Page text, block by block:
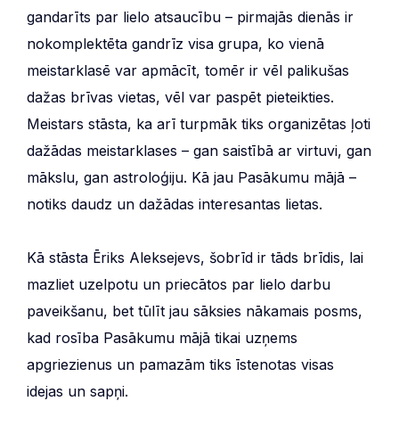
gandarīts par lielo atsaucību – pirmajās dienās ir
nokomplektēta gandrīz visa grupa, ko vienā
meistarklasē var apmācīt, tomēr ir vēl palikušas
dažas brīvas vietas, vēl var paspēt pieteikties.
Meistars stāsta, ka arī turpmāk tiks organizētas ļoti
dažādas meistarklases – gan saistībā ar virtuvi, gan
mākslu, gan astroloģiju. Kā jau Pasākumu mājā –
notiks daudz un dažādas interesantas lietas.
Kā stāsta Ēriks Aleksejevs, šobrīd ir tāds brīdis, lai
mazliet uzelpotu un priecātos par lielo darbu
paveikšanu, bet tūlīt jau sāksies nākamais posms,
kad rosība Pasākumu mājā tikai uzņems
apgriezienus un pamazām tiks īstenotas visas
idejas un sapņi.